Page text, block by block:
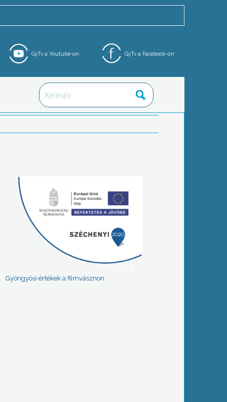
GyTv a Facebook-on
GyTv a Youtube-on
Gyöngyösi értékek a filmvásznon